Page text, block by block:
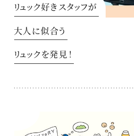
リュック好きスタッフが
大人に似合う
リュックを発見！